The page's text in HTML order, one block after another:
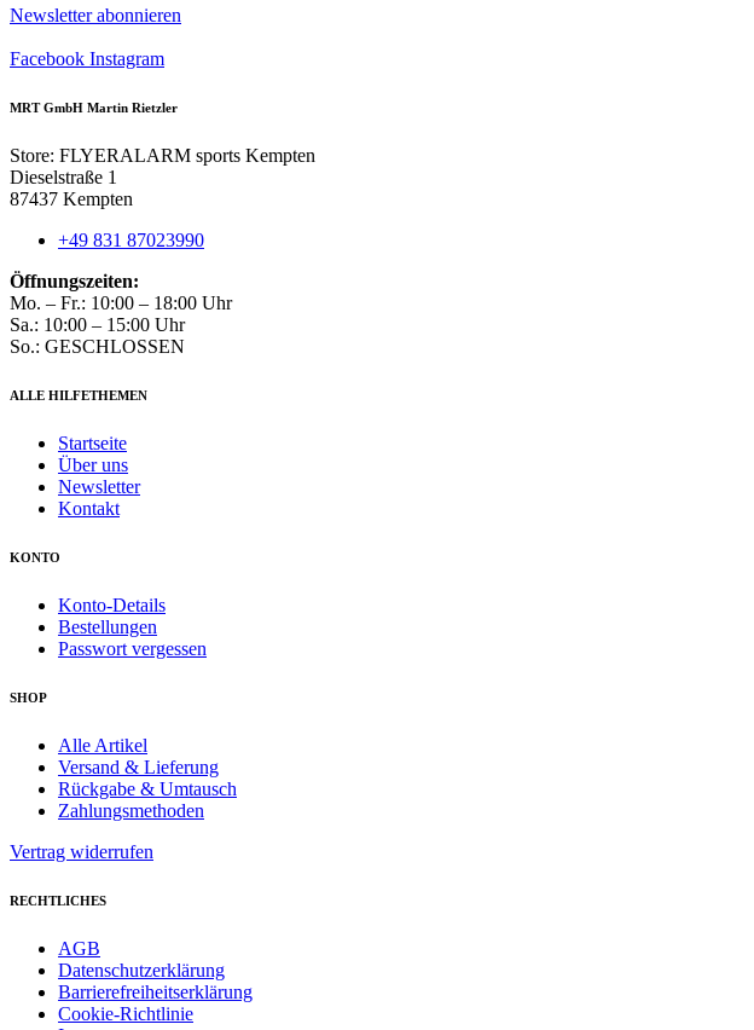
werden
Newsletter abonnieren
Facebook Instagram
MRT GmbH Martin Rietzler
Store: FLYERALARM sports Kempten
Dieselstraße 1
87437 Kempten
+49 831 87023990
Öffnungszeiten:
Mo. – Fr.: 10:00 – 18:00 Uhr
Sa.: 10:00 – 15:00 Uhr
So.: GESCHLOSSEN
ALLE HILFETHEMEN
Startseite
Über uns
Newsletter
Kontakt
KONTO
Konto-Details
Bestellungen
Passwort vergessen
SHOP
Alle Artikel
Versand & Lieferung
Rückgabe & Umtausch
Zahlungsmethoden
Vertrag widerrufen
RECHTLICHES
AGB
Datenschutzerklärung
Barrierefreiheitserklärung
Cookie-Richtlinie